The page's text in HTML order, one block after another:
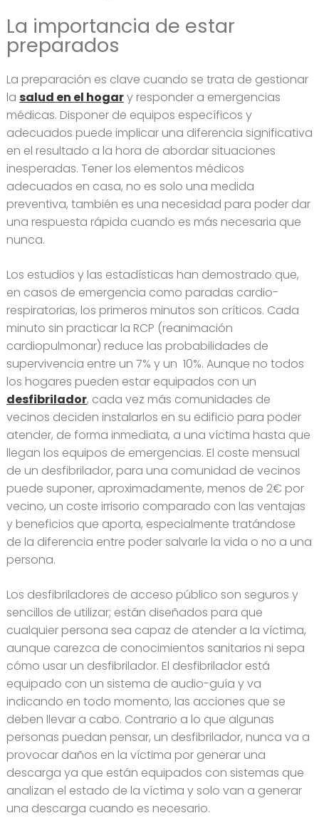
La importancia de estar
preparados
La preparación es clave cuando se trata de gestionar
la salud en el hogary responder a emergencias
médicas. Disponer de equipos específicos y
adecuados puede implicar una diferencia significativa
en el resultado a la hora de abordar situaciones
inesperadas. Tener los elementos médicos
adecuados en casa, no es solo una medida
preventiva, también es una necesidad para poder dar
una respuesta rápida cuando es más necesaria que
nunca.
Los estudios y las estadísticas han demostrado que,
en casos de emergencia como paradas cardio-
respiratorias, los primeros minutos son críticos. Cada
minuto sin practicar la RCP (reanimación
cardiopulmonar) reduce las probabilidades de
supervivencia entre un 7% y un 10%. Aunque no todos
los hogares pueden estar equipados con un
desfibrilador, cada vez más comunidades de
vecinos deciden instalarlos en su edificio para poder
atender, de forma inmediata, a una víctima hasta que
llegan los equipos de emergencias. El coste mensual
de un desfibrilador, para una comunidad de vecinos
puede suponer, aproximadamente, menos de 2€ por
vecino, un coste irrisorio comparado con las ventajas
y beneficios que aporta, especialmente tratándose
de la diferencia entre poder salvarle la vida o no a una
persona.
Los desfibriladores de acceso público son seguros y
sencillos de utilizar; están diseñados para que
cualquier persona sea capaz de atender a la víctima,
aunque carezca de conocimientos sanitarios ni sepa
cómo usar un desfibrilador. El desfibrilador está
equipado con un sistema de audio-guía y va
indicando en todo momento, las acciones que se
deben llevar a cabo. Contrario a lo que algunas
personas puedan pensar, un desfibrilador, nunca va a
provocar daños en la víctima por generar una
descarga ya que están equipados con sistemas que
analizan el estado de la víctima y solo van a generar
una descarga cuando es necesario.